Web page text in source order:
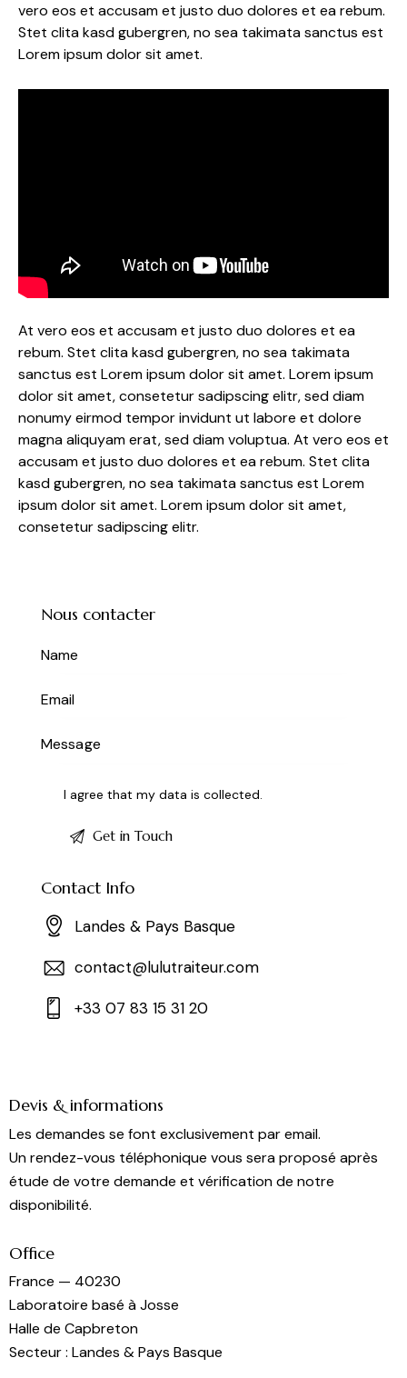
vero eos et accusam et justo duo dolores et ea rebum.
Stet clita kasd gubergren, no sea takimata sanctus est
Lorem ipsum dolor sit amet.
At vero eos et accusam et justo duo dolores et ea
rebum. Stet clita kasd gubergren, no sea takimata
sanctus est Lorem ipsum dolor sit amet. Lorem ipsum
dolor sit amet, consetetur sadipscing elitr, sed diam
nonumy eirmod tempor invidunt ut labore et dolore
magna aliquyam erat, sed diam voluptua. At vero eos et
accusam et justo duo dolores et ea rebum. Stet clita
kasd gubergren, no sea takimata sanctus est Lorem
ipsum dolor sit amet. Lorem ipsum dolor sit amet,
consetetur sadipscing elitr.
Nous contacter
I agree that my data iscollected.
Contact Info
Landes & Pays Basque
contact@lulutraiteur.com
+33 07 83 15 31 20
Devis & informations
Les demandes se font exclusivement par email.
Un rendez-vous téléphonique vous sera proposé après
étude de votre demande et vérification de notre
disponibilité.
Office
France — 40230
Laboratoire basé à Josse
Halle de Capbreton
Secteur : Landes & Pays Basque